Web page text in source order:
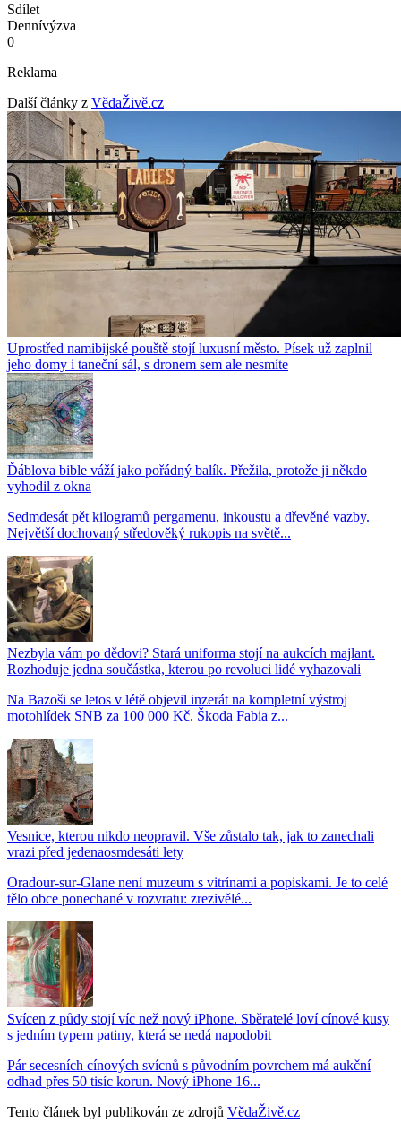
Sdílet
Dennívýzva
0
Reklama
Další články z VědaŽivě.cz
Uprostřed namibijské pouště stojí luxusní město. Písek už zaplnil
jeho domy i taneční sál, s dronem sem ale nesmíte
Ďáblova bible váží jako pořádný balík. Přežila, protože ji někdo
vyhodil z okna
Sedmdesát pět kilogramů pergamenu, inkoustu a dřevěné vazby.
Největší dochovaný středověký rukopis na světě...
Nezbyla vám po dědovi? Stará uniforma stojí na aukcích majlant.
Rozhoduje jedna součástka, kterou po revoluci lidé vyhazovali
Na Bazoši se letos v létě objevil inzerát na kompletní výstroj
motohlídek SNB za 100 000 Kč. Škoda Fabia z...
Vesnice, kterou nikdo neopravil. Vše zůstalo tak, jak to zanechali
vrazi před jedenaosmdesáti lety
Oradour-sur-Glane není muzeum s vitrínami a popiskami. Je to celé
tělo obce ponechané v rozvratu: zrezivělé...
Svícen z půdy stojí víc než nový iPhone. Sběratelé loví cínové kusy
s jedním typem patiny, která se nedá napodobit
Pár secesních cínových svícnů s původním povrchem má aukční
odhad přes 50 tisíc korun. Nový iPhone 16...
Tento článek byl publikován ze zdrojů VědaŽivě.cz